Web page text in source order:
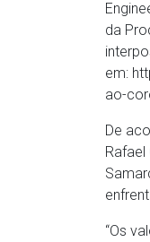
da
em:
ao-
De
“Os